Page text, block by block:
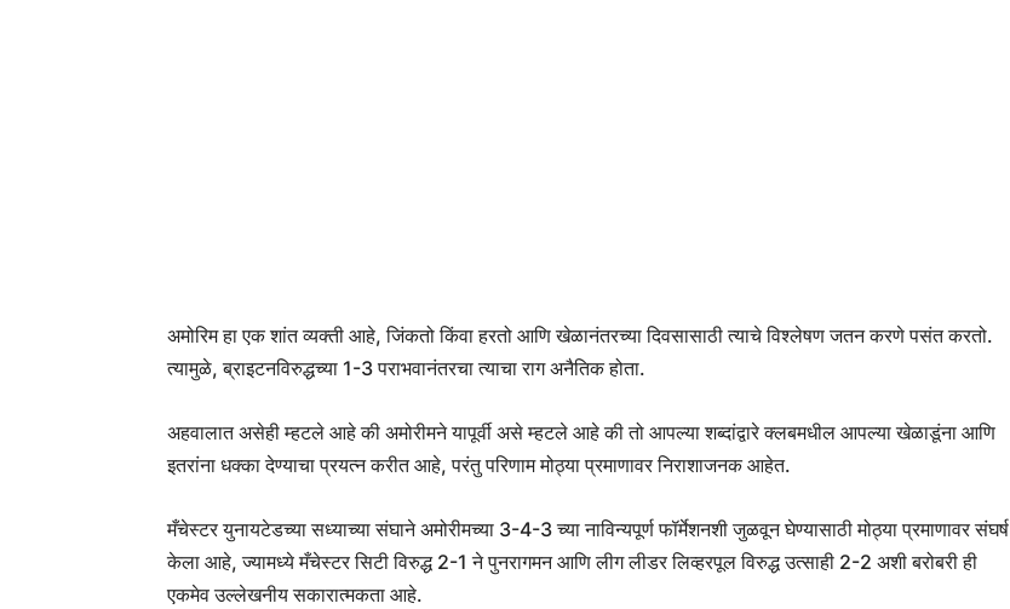
अमोरिम हा एक शांत व्यक्ती आहे, जिंकतो किंवा हरतो आणि खेळानंतरच्या दिवसासाठी त्याचे विश्लेषण जतन करणे पसंत करतो.
त्यामुळे, ब्राइटनविरुद्धच्या 1-3 पराभवानंतरचा त्याचा राग अनैतिक होता.
अहवालात असेही म्हटले आहे की अमोरीमने यापूर्वी असे म्हटले आहे की तो आपल्या शब्दांद्वारे क्लबमधील आपल्या खेळाडूंना आणि
इतरांना धक्का देण्याचा प्रयत्न करीत आहे, परंतु परिणाम मोठ्या प्रमाणावर निराशाजनक आहेत.
मँचेस्टर युनायटेडच्या सध्याच्या संघाने अमोरीमच्या 3-4-3 च्या नाविन्यपूर्ण फॉर्मेशनशी जुळवून घेण्यासाठी मोठ्या प्रमाणावर संघर्ष
केला आहे, ज्यामध्ये मँचेस्टर सिटी विरुद्ध 2-1 ने पुनरागमन आणि लीग लीडर लिव्हरपूल विरुद्ध उत्साही 2-2 अशी बरोबरी ही
एकमेव उल्लेखनीय सकारात्मकता आहे.